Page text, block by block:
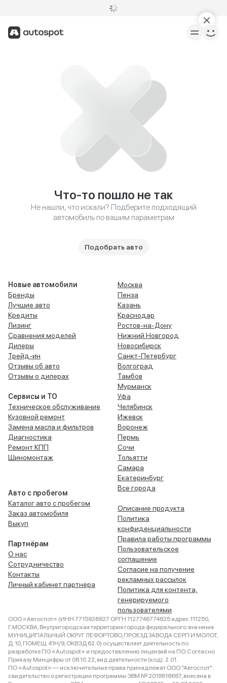
Что-то пошло не так
Не нашли, что искали? Подберите подходящий
автомобиль по вашим параметрам
Подобрать авто
Новые автомобили
Бренды
Лучшие авто
Кредиты
Лизинг
Сравнения моделей
Дилеры
Трейд-ин
Отзывы об авто
Отзывы о дилерах
Сервисы и ТО
Техническое обслуживание
Кузовной ремонт
Замена масла и фильтров
Диагностика
Ремонт КПП
Шиномонтаж
Авто с пробегом
Каталог авто с пробегом
Заказ автомобиля
Выкуп
Партнёрам
О нас
Сотрудничество
Контакты
Личный кабинет партнера
Москва
Пенза
Казань
Краснодар
Ростов-на-Дону
Нижний Новгород
Новосибирск
Санкт-Петербург
Волгоград
Тамбов
Мурманск
Уфа
Челябинск
Ижевск
Воронеж
Пермь
Сочи
Тольятти
Самара
Екатеринбург
Все города
Описание продукта
Политика
конфиденциальности
Правила работы программы
Пользовательское
соглашение
Согласие на получение
рекламных рассылок
Политика для контента,
генерируемого
пользователями
ООО «Автоспот» (ИНН 7715936827 ОРГН 1127746774825 адрес 111250,
Г.МОСКВА, Внутригородская территория города федерального значения
МУНИЦИПАЛЬНЫЙ ОКРУГ ЛЕФОРТОВО, ПРОЕЗД ЗАВОДА СЕРП И МОЛОТ,
Д. 10, ПОМЕЩ. 41Н/9, ОКВЭД 62.0) осуществляет деятельность по
разработке ПО «Autospot» и предоставлению лицензий на ПО. Согласно
Приказу Минцифры от 08.10.22, вид деятельности (код): 2.01.
ПО «Autospot» — исключительные права принадлежат ООО "Автоспот":
свидетельство о регистрации программы ЭВМ № 2018618687, внесена в